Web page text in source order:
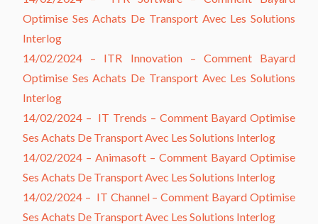
Optimise Ses Achats De Transport Avec Les Solutions
Interlog
14/02/2024 – ITR Innovation – Comment Bayard
Optimise Ses Achats De Transport Avec Les Solutions
Interlog
14/02/2024 – IT Trends – Comment Bayard Optimise
Ses Achats De Transport Avec Les Solutions Interlog
14/02/2024 – Animasoft – Comment Bayard Optimise
Ses Achats De Transport Avec Les Solutions Interlog
14/02/2024 – IT Channel – Comment Bayard Optimise
Ses Achats De Transport Avec Les Solutions Interlog